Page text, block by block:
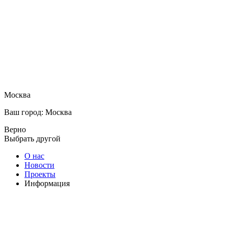
Москва
Ваш город: Москва
Верно
Выбрать другой
О нас
Новости
Проекты
Информация